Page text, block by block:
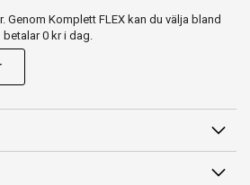
Genom Komplett FLEX kan du välja bland
0 kr i dag.